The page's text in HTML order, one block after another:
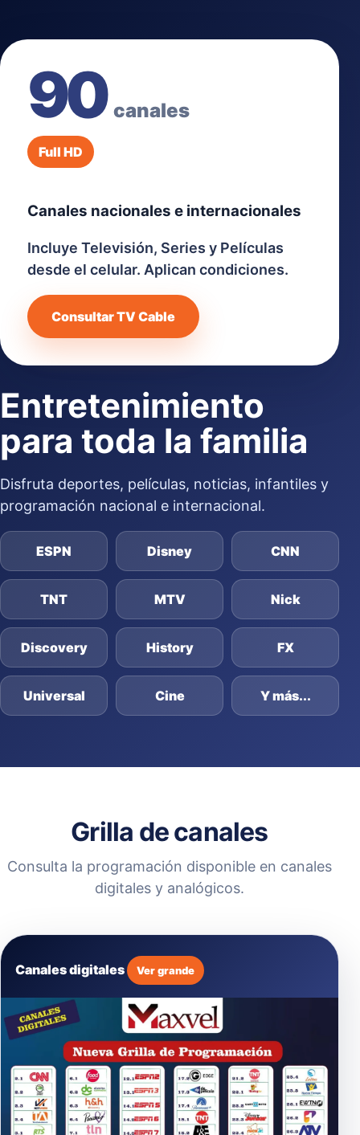
90canales
Full HD
Canales nacionales e internacionales
Incluye Televisión, Series y Películas
desde el celular. Aplican condiciones.
Consultar TV Cable
Entretenimiento
para toda la familia
Disfruta deportes, películas, noticias, infantiles y
programación nacional e internacional.
ESPN Disney CNN
TNT MTV Nick
Discovery History FX
Universal Cine Y más...
Grilla de canales
Consulta la programación disponible en canales
digitales y analógicos.
Canales digitales Ver grande